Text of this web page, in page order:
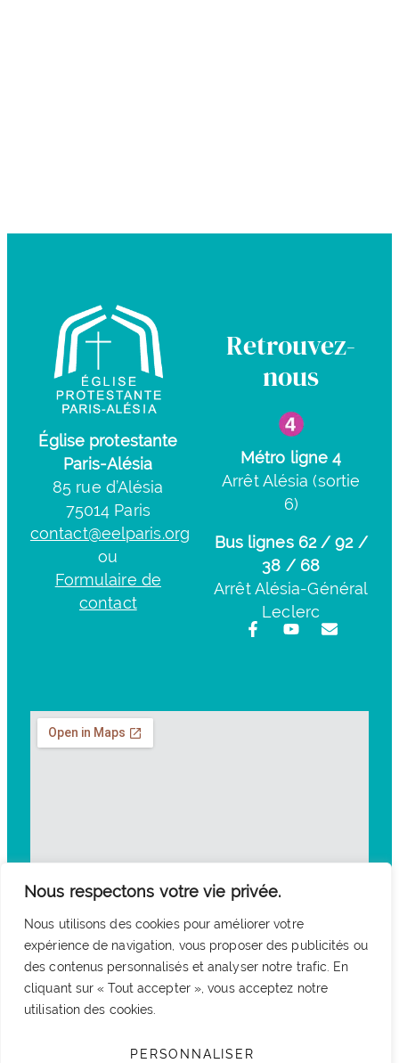
Nous respectons votre vie privée.
Nous utilisons des cookies pour améliorer votre
expérience de navigation, vous proposer des publicités ou
des contenus personnalisés et analyser notre trafic. En
cliquant sur « Tout accepter », vous acceptez notre
utilisation des cookies.
PERSONNALISER
Église protestante
Paris-Alésia
85 rue d’Alésia
75014 Paris
contact@eelparis.org
ou
Formulaire de
contact
Retrouvez-
nous
Métro ligne 4
Arrêt Alésia (sortie
6)
Bus lignes 62 / 92 /
38 / 68
Arrêt Alésia-Général
Leclerc